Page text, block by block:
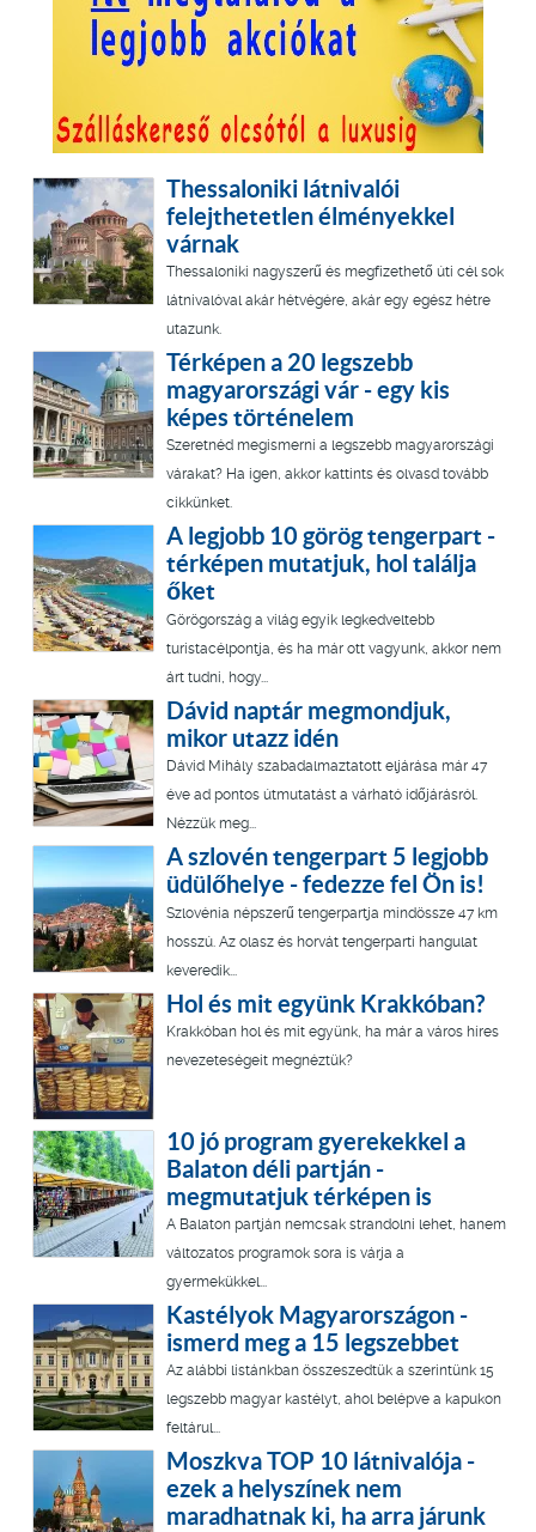
Thessaloniki látnivalói
felejthetetlen élményekkel
várnak
Thessaloniki nagyszerű és megfizethető úti cél sok
látnivalóval akár hétvégére, akár egy egész hétre
utazunk.
Térképen a 20 legszebb
magyarországi vár - egy kis
képes történelem
Szeretnéd megismerni a legszebb magyarországi
várakat? Ha igen, akkor kattints és olvasd tovább
cikkünket.
A legjobb 10 görög tengerpart -
térképen mutatjuk, hol találja
őket
Görögország a világ egyik legkedveltebb
turistacélpontja, és ha már ott vagyunk, akkor nem
árt tudni, hogy...
Dávid naptár megmondjuk,
mikor utazz idén
Dávid Mihály szabadalmaztatott eljárása már 47
éve ad pontos útmutatást a várható időjárásról.
Nézzük meg...
A szlovén tengerpart 5 legjobb
üdülőhelye - fedezze fel Ön is!
Szlovénia népszerű tengerpartja mindössze 47 km
hosszú. Az olasz és horvát tengerparti hangulat
keveredik...
Hol és mit együnk Krakkóban?
Krakkóban hol és mit együnk, ha már a város híres
nevezeteségeit megnéztük?
10 jó program gyerekekkel a
Balaton déli partján -
megmutatjuk térképen is
A Balaton partján nemcsak strandolni lehet, hanem
változatos programok sora is várja a
gyermekükkel...
Kastélyok Magyarországon -
ismerd meg a 15 legszebbet
Az alábbi listánkban összeszedtük a szerintünk 15
legszebb magyar kastélyt, ahol belépve a kapukon
feltárul...
Moszkva TOP 10 látnivalója -
ezek a helyszínek nem
maradhatnak ki, ha arra járunk